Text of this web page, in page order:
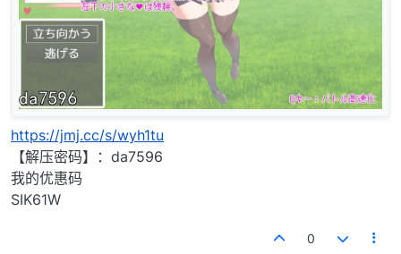
https://jmj.cc/s/wyh1tu
【解压密码】：da7596
我的优惠码
SIK61W
0